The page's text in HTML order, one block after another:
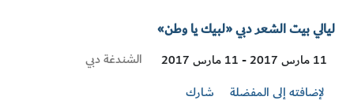
ليالي بيت الشعر دبي «لبيك يا وطن»
11 مارس 2017 - 11 مارس 2017
Visit
الشندغة دبي
لإضافته إلى المفضلة
شارك